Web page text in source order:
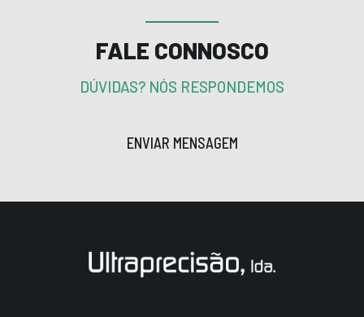
FALE CONNOSCO
DÚVIDAS? NÓS RESPONDEMOS
ENVIAR MENSAGEM